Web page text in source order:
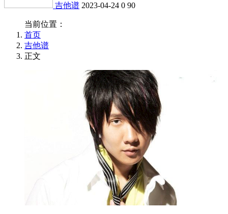
吉他谱 2023-04-24 0 90
当前位置：
首页
吉他谱
正文